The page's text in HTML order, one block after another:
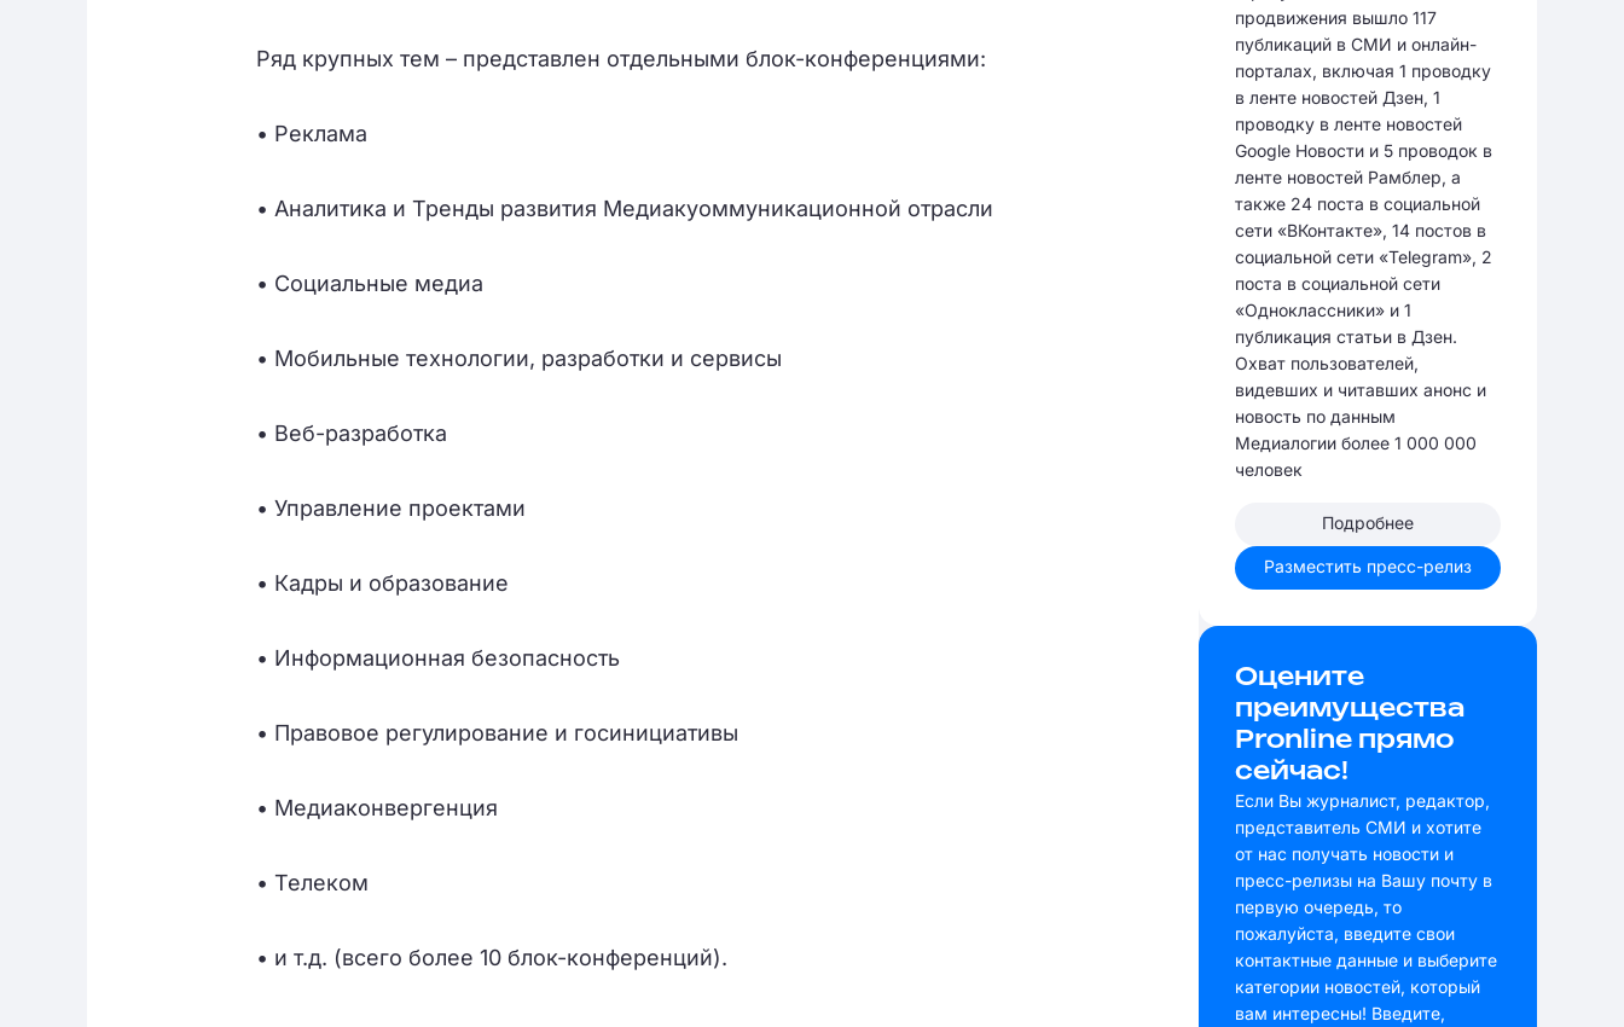
Ряд крупных тем – представлен отдельными блок-конференциями:
• Реклама
• Аналитика и Тренды развития Медиакуоммуникационной отрасли
• Социальные медиа
• Мобильные технологии, разработки и сервисы
• Веб-разработка
• Управление проектами
• Кадры и образование
• Информационная безопасность
• Правовое регулирование и госинициативы
• Медиаконвергенция
• Телеком
• и т.д. (всего более 10 блок-конференций).
продвижения вышло 117
публикаций в СМИ и онлайн-
порталах, включая 1 проводку
в ленте новостей Дзен, 1
проводку в ленте новостей
Google Новости и 5 проводок в
ленте новостей Рамблер, а
также 24 поста в социальной
сети «ВКонтакте», 14 постов в
социальной сети «Telegram», 2
поста в социальной сети
«Одноклассники» и 1
публикация статьи в Дзен.
Охват пользователей,
видевших и читавших анонс и
новость по данным
Медиалогии более 1 000 000
человек
Подробнее
Разместить пресс-релиз
Оцените
преимущества
Pronline прямо
сейчас!
Если Вы журналист, редактор,
представитель СМИ и хотите
от нас получать новости и
пресс-релизы на Вашу почту в
первую очередь, то
пожалуйста, введите свои
контактные данные и выберите
категории новостей, который
вам интересны! Введите,